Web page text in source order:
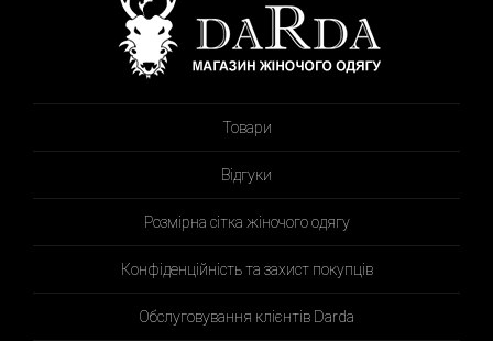
Товари
Відгуки
Розмірна сітка жіночого одягу
Конфіденційність та захист покупців
Обслуговування клієнтів Darda